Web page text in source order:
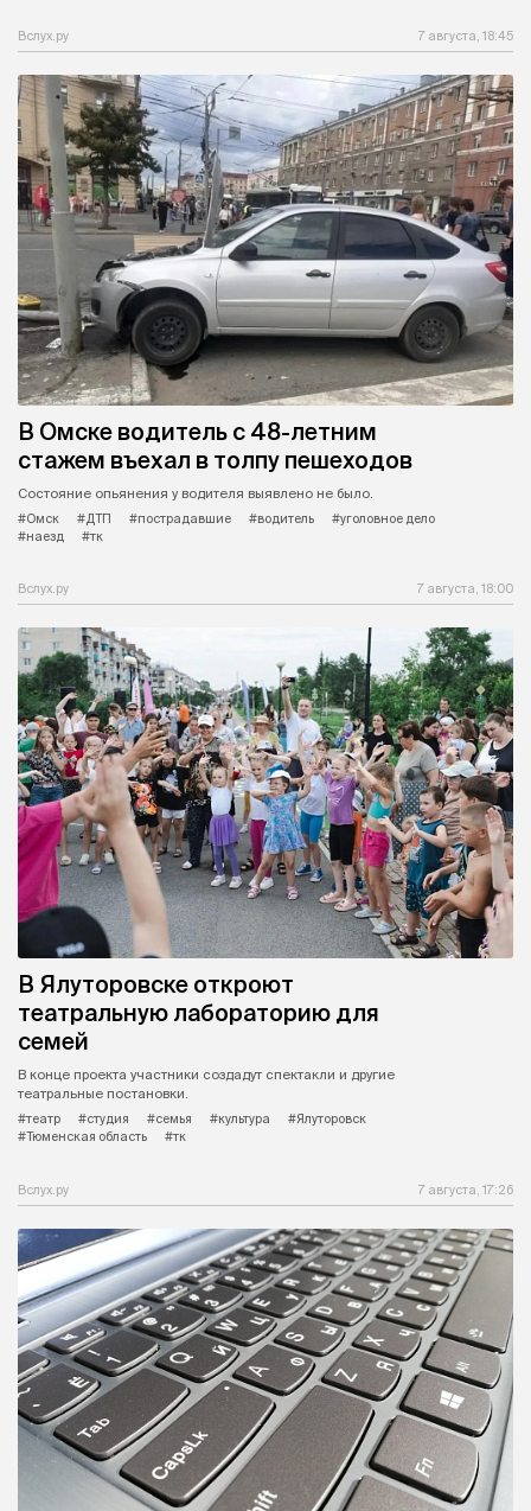
Вслух.ру 7 августа, 18:45
В Омске водитель с 48-летним
стажем въехал в толпу пешеходов
Состояние опьянения у водителя выявлено не было.
#Омск
#ДТП #пострадавшие #водитель
#уголовное дело
#наезд
#тк
Вслух.ру 7 августа, 18:00
В Ялуторовске откроют
театральную лабораторию для
семей
В конце проекта участники создадут спектакли и другие
театральные постановки.
#театр
#студия #семья #культура
#Ялуторовск
#Тюменская область
#тк
Вслух.ру 7 августа, 17:26